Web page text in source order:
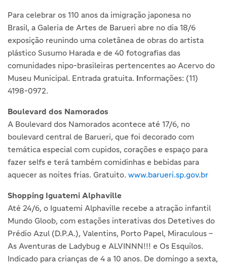
Para celebrar os 110 anos da imigração japonesa no
Brasil, a Galeria de Artes de Barueri abre no dia 18/6
exposição reunindo uma coletânea de obras do artista
plástico Susumo Harada e de 40 fotografias das
comunidades nipo-brasileiras pertencentes ao Acervo do
Museu Municipal. Entrada gratuita. Informações: (11)
4198-0972.
Boulevard dos Namorados
A Boulevard dos Namorados acontece até 17/6, no
boulevard central de Barueri, que foi decorado com
temática especial com cupidos, corações e espaço para
fazer selfs e terá também comidinhas e bebidas para
aquecer as noites frias. Gratuito. www.barueri.sp.gov.br
Shopping Iguatemi Alphaville
Até 24/6, o Iguatemi Alphaville recebe a atração infantil
Mundo Gloob, com estações interativas dos Detetives do
Prédio Azul (D.P.A.), Valentins, Porto Papel, Miraculous –
As Aventuras de Ladybug e ALVINNN!!! e Os Esquilos.
Indicado para crianças de 4 a 10 anos. De domingo a sexta,